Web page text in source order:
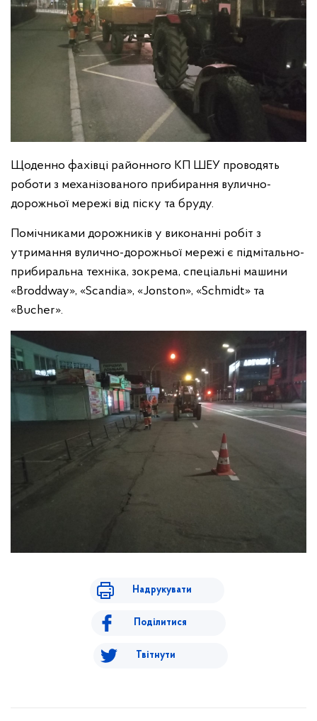
Щоденно фахівці районного КП ШЕУ проводять
роботи з механізованого прибирання вулично-
дорожньої мережі від піску та бруду.
Помічниками дорожників у виконанні робіт з
утримання вулично-дорожньої мережі є підмітально-
прибиральна техніка, зокрема, спеціальні машини
«Broddway», «Scandia», «Jonston», «Schmidt» та
«Bucher».
Надрукувати
Поділитися
Твітнути